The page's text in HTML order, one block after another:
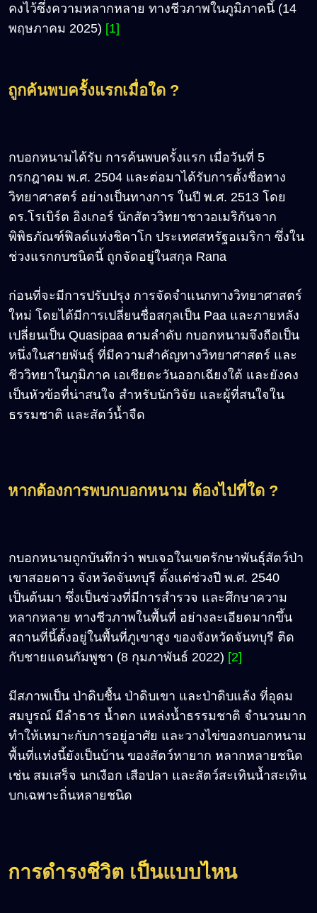
คงไว้ซึ่งความหลากหลาย ทางชีวภาพในภูมิภาคนี้ (14
พฤษภาคม 2025) [1]
ถูกค้นพบครั้งแรกเมื่อใด ?
กบอกหนามได้รับ การค้นพบครั้งแรก เมื่อวันที่ 5
กรกฎาคม พ.ศ. 2504 และต่อมาได้รับการตั้งชื่อทาง
วิทยาศาสตร์ อย่างเป็นทางการ ในปี พ.ศ. 2513 โดย
ดร.โรเบิร์ต อิงเกอร์ นักสัตววิทยาชาวอเมริกันจาก
พิพิธภัณฑ์ฟิลด์แห่งชิคาโก ประเทศสหรัฐอเมริกา ซึ่งใน
ช่วงแรกกบชนิดนี้ ถูกจัดอยู่ในสกุล Rana
ก่อนที่จะมีการปรับปรุง การจัดจำแนกทางวิทยาศาสตร์
ใหม่ โดยได้มีการเปลี่ยนชื่อสกุลเป็น Paa และภายหลัง
เปลี่ยนเป็น Quasipaa ตามลำดับ กบอกหนามจึงถือเป็น
หนึ่งในสายพันธุ์ ที่มีความสำคัญทางวิทยาศาสตร์ และ
ชีววิทยาในภูมิภาค เอเชียตะวันออกเฉียงใต้ และยังคง
เป็นหัวข้อที่น่าสนใจ สำหรับนักวิจัย และผู้ที่สนใจใน
ธรรมชาติ และสัตว์น้ำจืด
หากต้องการพบกบอกหนาม ต้องไปที่ใด ?
กบอกหนามถูกบันทึกว่า พบเจอในเขตรักษาพันธุ์สัตว์ป่า
เขาสอยดาว จังหวัดจันทบุรี ตั้งแต่ช่วงปี พ.ศ. 2540
เป็นต้นมา ซึ่งเป็นช่วงที่มีการสำรวจ และศึกษาความ
หลากหลาย ทางชีวภาพในพื้นที่ อย่างละเอียดมากขึ้น
สถานที่นี้ตั้งอยู่ในพื้นที่ภูเขาสูง ของจังหวัดจันทบุรี ติด
กับชายแดนกัมพูชา (8 กุมภาพันธ์ 2022) [2]
มีสภาพเป็น ป่าดิบชื้น ป่าดิบเขา และป่าดิบแล้ง ที่อุดม
สมบูรณ์ มีลำธาร น้ำตก แหล่งน้ำธรรมชาติ จำนวนมาก
ทำให้เหมาะกับการอยู่อาศัย และวางไข่ของกบอกหนาม
พื้นที่แห่งนี้ยังเป็นบ้าน ของสัตว์หายาก หลากหลายชนิด
เช่น สมเสร็จ นกเงือก เสือปลา และสัตว์สะเทินน้ำสะเทิน
บกเฉพาะถิ่นหลายชนิด
การดำรงชีวิต เป็นแบบไหน